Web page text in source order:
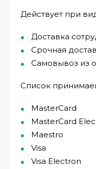
Действует при
Доставка
Срочная
Самовывоз из
Список
MasterCard
MasterCard
Maestro
Visa
Visa Electron